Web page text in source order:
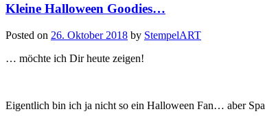
Kleine Halloween Goodies…
Posted on 26. Oktober 2018 by StempelART
… möchte ich Dir heute zeigen!
Eigentlich bin ich ja nicht so ein Halloween Fan… aber